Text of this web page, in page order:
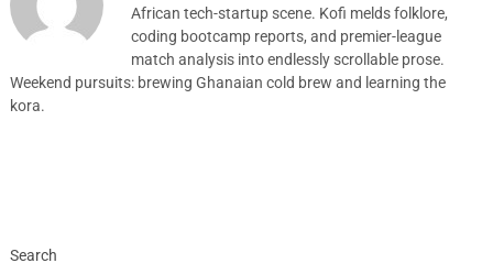
African tech-startup scene. Kofi melds folklore,
coding bootcamp reports, and premier-league
match analysis into endlessly scrollable prose.
Weekend pursuits: brewing Ghanaian cold brew and learning the
kora.
Search